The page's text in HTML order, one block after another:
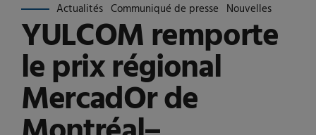
Actualités Communiqué de presse Nouvelles
YULCOM remporte
le prix régional
MercadOr de